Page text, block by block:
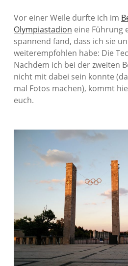
Vor einer Weile durfte ich im
Olympiastadion eine Führung
spannend fand, dass ich sie
weiterempfohlen habe: Die
Nachdem ich bei der zweiten
nicht mit dabei sein konnte
mal Fotos machen), kommt
euch.